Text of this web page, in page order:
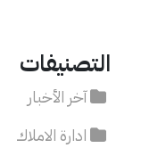
التصنيفات
آخر الأخبار
ادارة الاملاك